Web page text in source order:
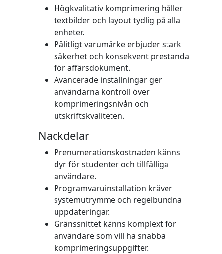
Högkvalitativ komprimering håller
textbilder och layout tydlig på alla
enheter.
Pålitligt varumärke erbjuder stark
säkerhet och konsekvent prestanda
för affärsdokument.
Avancerade inställningar ger
användarna kontroll över
komprimeringsnivån och
utskriftskvaliteten.
Nackdelar
Prenumerationskostnaden känns
dyr för studenter och tillfälliga
användare.
Programvaruinstallation kräver
systemutrymme och regelbundna
uppdateringar.
Gränssnittet känns komplext för
användare som vill ha snabba
komprimeringsuppgifter.